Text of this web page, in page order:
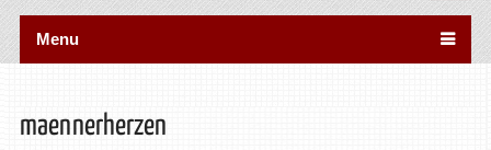
Menu
maennerherzen